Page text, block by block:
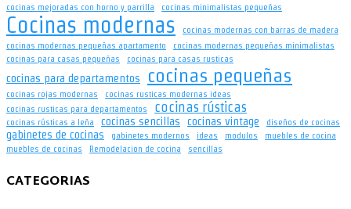
cocinas mejoradas con horno y parrilla
cocinas minimalistas pequeñas
Cocinas modernas
cocinas modernas con barras de madera
cocinas modernas pequeñas apartamento
cocinas modernas pequeñas minimalistas
cocinas para casas pequeñas
cocinas para casas rusticas
cocinas para departamentos cocinas pequeñas
cocinas rojas modernas
cocinas rusticas modernas ideas
cocinas rusticas para departamentos
cocinas rústicas
cocinas rústicas a leña cocinas sencillas cocinas vintage diseños de cocinas
gabinetes de cocinas gabinetes modernos ideas modulos
muebles de cocina
muebles de cocinas
Remodelacion de cocina sencillas
CATEGORIAS